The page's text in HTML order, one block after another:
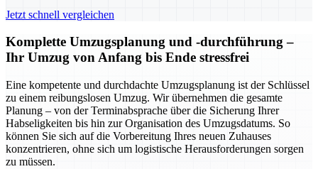
Jetzt schnell vergleichen
Komplette Umzugsplanung und -durchführung –
Ihr Umzug von Anfang bis Ende stressfrei
Eine kompetente und durchdachte Umzugsplanung ist der Schlüssel
zu einem reibungslosen Umzug. Wir übernehmen die gesamte
Planung – von der Terminabsprache über die Sicherung Ihrer
Habseligkeiten bis hin zur Organisation des Umzugsdatums. So
können Sie sich auf die Vorbereitung Ihres neuen Zuhauses
konzentrieren, ohne sich um logistische Herausforderungen sorgen
zu müssen.